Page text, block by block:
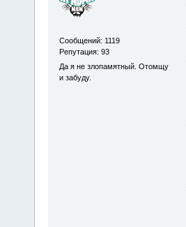
Сообщений: 1119
Репутация: 93
Да я не злопамятный. Отомщу
и забуду.